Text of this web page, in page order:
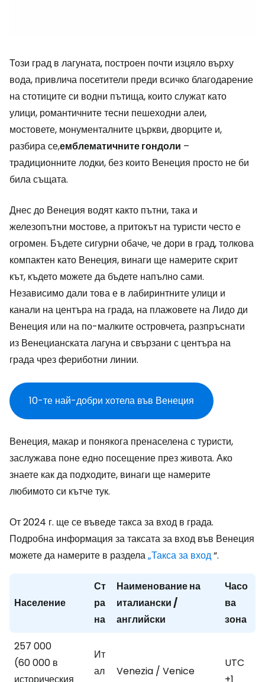
Този град в лагуната, построен почти изцяло върху
вода, привлича посетители преди всичко благодарение
на стотиците си водни пътища, които служат като
улици, романтичните тесни пешеходни алеи,
мостовете, монументалните църкви, дворците и,
разбира се,емблематичните гондоли –
традиционните лодки, без които Венеция просто не би
била същата.
Днес до Венеция водят както пътни, така и
железопътни мостове, а притокът на туристи често е
огромен. Бъдете сигурни обаче, че дори в град, толкова
компактен като Венеция, винаги ще намерите скрит
кът, където можете да бъдете напълно сами.
Независимо дали това е в лабиринтните улици и
канали на центъра на града, на плажовете на Лидо ди
Венеция или на по-малките островчета, разпръснати
из Венецианската лагуна и свързани с центъра на
града чрез фериботни линии.
10-те най-добри хотела във Венеция
Венеция, макар и понякога пренаселена с туристи,
заслужава поне едно посещение през живота. Ако
знаете как да подходите, винаги ще намерите
любимото си кътче тук.
От 2024 г. ще се въведе такса за вход в града.
Подробна информация за таксата за вход във Венеция
можете да намерите в раздела„Такса за вход“.
Население
Ст
ра
на
Наименование на
италиански /
английски
Часо
ва
зона
257 000
(60 000 в
Ит
ал
Venezia / Venice
UTC